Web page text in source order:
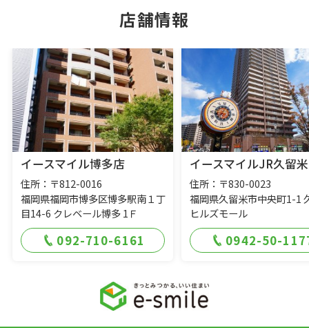
店舗情報
イースマイル博多店
住所：〒812-0016
福岡県福岡市博多区博多駅南１丁
目14-6 クレベール博多 1Ｆ
092-710-6161
イースマイルJR久留
住所：〒830-0023
福岡県久留米市中央町1-1
ヒルズモール
0942-50-